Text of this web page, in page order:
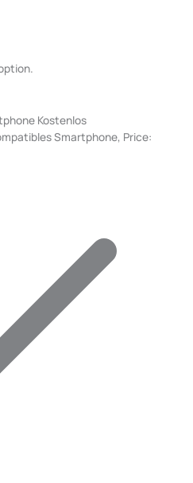
Kostenlos
Smartphone, Price: